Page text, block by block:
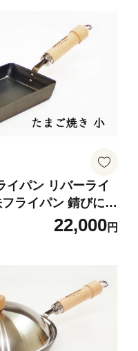
イパン リバーライ
ライパン 錆びにく
い お手入れ簡単 鉄
イパン 卵焼き スキ
き用フライパン 玉
ライパン
22,000円